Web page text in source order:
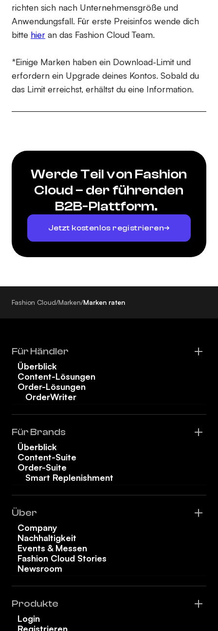
richten sich nach Unternehmensgröße und
Anwendungsfall. Für erste Preisinfos wende dich
bitte hier an das Fashion Cloud Team.
*Einige Marken haben ein Download-Limit und
erfordern ein Upgrade deines Kontos. Sobald du
das Limit erreichst, erhältst du eine Information.
Werde Teil von Fashion
Cloud – der führenden
B2B-Plattform.
Jetzt kostenlos registrieren
Fashion Cloud/Marken/Marken raten
Für Händler
Überblick
Content-Lösungen
Order-Lösungen
OrderWriter
Für Brands
Überblick
Content-Suite
Order-Suite
Smart Replenishment
Über
Company
Nachhaltigkeit
Events & Messen
Fashion Cloud Stories
Newsroom
Produkte
Login
Registrieren